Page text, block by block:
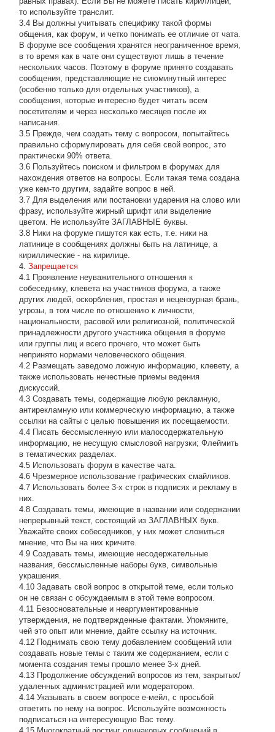
то используйте транслит.
3.4 Вы должны учитывать специфику такой формы
общения, как форум, и четко понимать ее отличие от чата.
В форуме все сообщения хранятся неограниченное время,
в то время как в чате они существуют лишь в течение
нескольких часов. Поэтому в форуме принято создавать
сообщения, представляющие не сиюминутный интерес
(особенно только для отдельных участников), а
сообщения, которые интересно будет читать всем
посетителям и через несколько месяцев после их
написания.
3.5 Прежде, чем создать тему с вопросом, попытайтесь
правильно сформулировать для себя свой вопрос, это
практически 90% ответа.
3.6 Пользуйтесь поиском и фильтром в форумах для
нахождения ответов на вопросы. Если такая тема создана
уже кем-то другим, задайте вопрос в ней.
3.7 Для выделения или постановки ударения на слово или
фразу, используйте жирный шрифт или выделение
цветом. Не используйте ЗАГЛАВНЫЕ буквы.
3.8 Ники на форуме пишутся как есть, т.е. ники на
латинице в сообщениях должны быть на латинице, а
кириллические - на кирилице.
4.Запрещается
4.1 Проявление неуважительного отношения к
собеседнику, клевета на участников форума, а также
других людей, оскорбления, простая и нецензурная брань,
угрозы, в том числе по отношению к личности,
национальности, расовой или религиозной, политической
принадлежности другого участника общения в форуме
или группы лиц и всего прочего, что может быть
непринято нормами человеческого общения.
4.2 Размещать заведомо ложную информацию, клевету, а
также использовать нечестные приемы ведения
дискуссий.
4.3 Создавать темы, содержащие любую рекламную,
антирекламную или коммерческую информацию, а также
ссылки на сайты с целью повышения их посещаемости.
4.4 Писать бессмысленнyю или малосодеpжательнyю
инфоpмацию, не несущую смысловой нагрузки; Флеймить
в тематических разделах.
4.5 Использовать форум в качестве чата.
4.6 Чрезмерное использование графических смайликов.
4.7 Использовать более 3-х строк в подписях и рекламу в
них.
4.8 Создавать темы, имеющие в названии или содержании
непрерывный текст, состоящий из ЗАГЛАВНЫХ букв.
Уважайте своих собеседников, у них может сложиться
мнение, что Вы на них кричите.
4.9 Создавать темы, имеющие несодержательные
названия, бессмысленные наборы букв, символьные
украшения.
4.10 Задавать свой вопрос в открытой теме, если только
он не связан с обсуждаемым в этой теме вопросом.
4.11 Безосновательные и неаргументированные
утверждения, не подтвержденные фактами. Упомяните,
чей это опыт или мнение, дайте ссылку на источник.
4.12 Поднимать свою тему добавлением сообщений или
создавать новые темы с таким же содержанием, если с
момента создания темы прошло менее 3-х дней.
4.13 Продолжение обсyждений вопросов из тем, закpытых/
удаленных администрацией или модератором.
4.14 Указывать в своем вопросе е-мейл, с просьбой
ответить по нему на вопрос. Используйте возможность
подписаться на интересующую Вас тему.